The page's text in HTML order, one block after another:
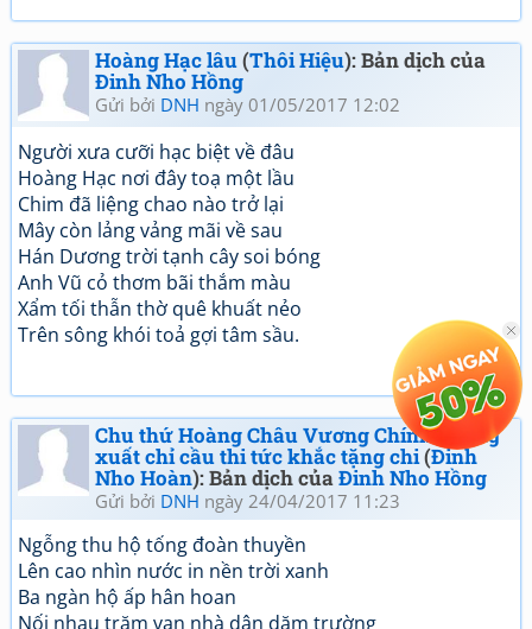
Hoàng Hạc lâu(Thôi Hiệu): Bản dịch của
Đinh Nho Hồng
Gửi bởi DNH ngày 01/05/2017 12:02
Người xưa cưỡi hạc biệt về đâu
Hoàng Hạc nơi đây toạ một lầu
Chim đã liệng chao nào trở lại
Mây còn lảng vảng mãi về sau
Hán Dương trời tạnh cây soi bóng
Anh Vũ cỏ thơm bãi thắm màu
Xẩm tối thẫn thờ quê khuất nẻo
Trên sông khói toả gợi tâm sầu.
Chu thứ Hoàng Châu Vương Chính đường
xuất chỉ cầu thi tức khắc tặng chi(Đinh
Nho Hoàn): Bản dịch củaĐinh Nho Hồng
Gửi bởi DNH ngày 24/04/2017 11:23
Ngỗng thu hộ tống đoàn thuyền
Lên cao nhìn nước in nền trời xanh
Ba ngàn hộ ấp hân hoan
Nối nhau trăm vạn nhà dân dặm trường